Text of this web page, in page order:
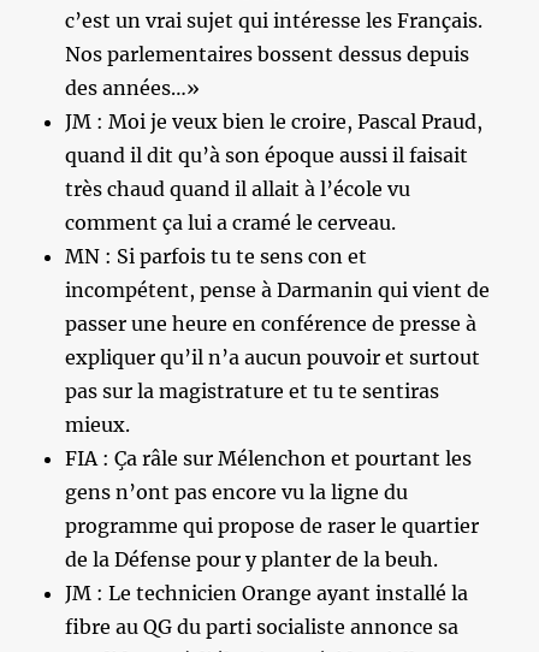
c’est un vrai sujet qui intéresse les Français.
Nos parlementaires bossent dessus depuis
des années…»
JM : Moi je veux bien le croire, Pascal Praud,
quand il dit qu’à son époque aussi il faisait
très chaud quand il allait à l’école vu
comment ça lui a cramé le cerveau.
MN : Si parfois tu te sens con et
incompétent, pense à Darmanin qui vient de
passer une heure en conférence de presse à
expliquer qu’il n’a aucun pouvoir et surtout
pas sur la magistrature et tu te sentiras
mieux.
FIA : Ça râle sur Mélenchon et pourtant les
gens n’ont pas encore vu la ligne du
programme qui propose de raser le quartier
de la Défense pour y planter de la beuh.
JM : Le technicien Orange ayant installé la
fibre au QG du parti socialiste annonce sa